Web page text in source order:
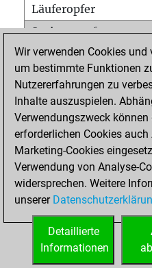
Läuferopfer
Springeropfer
Bauernopfer
Matt auf vollem Brett
Bauer setzt Matt
Erstickte Matts
Unterverwandlungen
Türme auf der siebten
STARTSEITE
Wir verwenden Cookies
um bestimmte Funktionen
Nutzererfahrungen zu
Inhalte auszuspielen.
Verwendungszweck
erforderlichen Cookies
Marketing-Cookies
Verwendung von Analyse-
widersprechen. Weitere
unserer
Detaillierte
Informationen